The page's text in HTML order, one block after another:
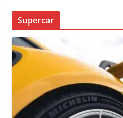
Supercar